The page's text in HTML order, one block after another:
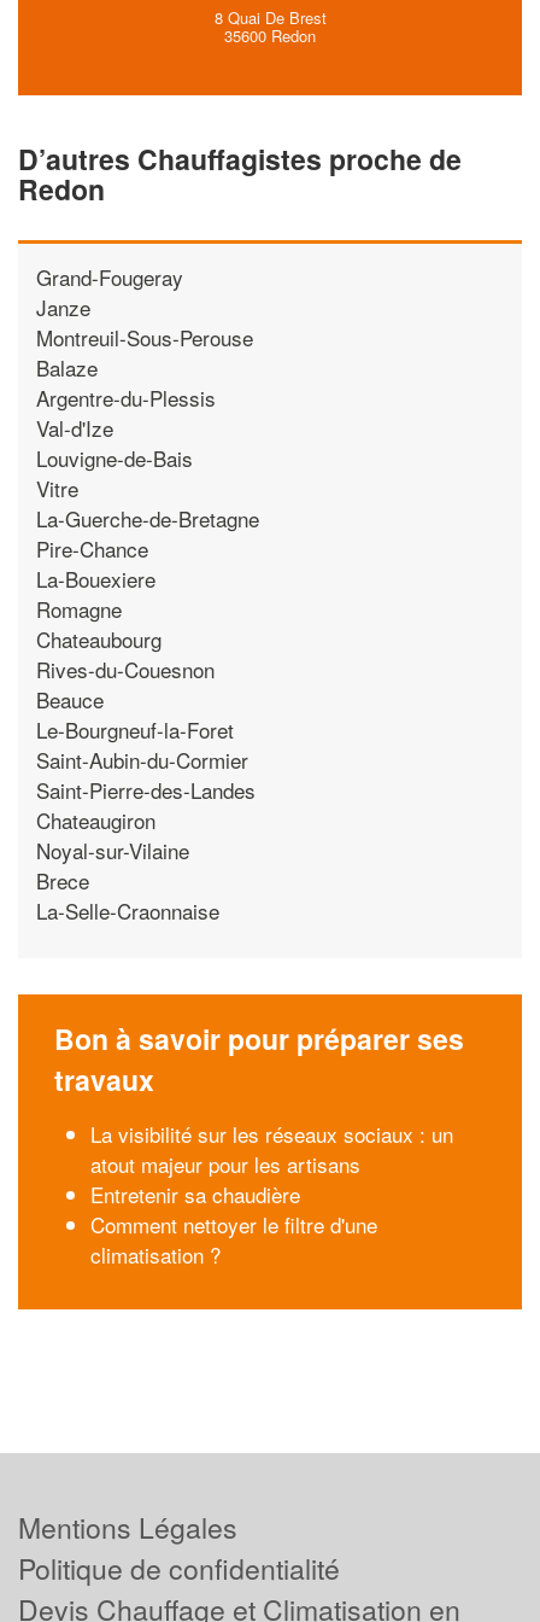
8 Quai De Brest
35600 Redon
D’autres Chauffagistes proche de
Redon
Grand-Fougeray
Janze
Montreuil-Sous-Perouse
Balaze
Argentre-du-Plessis
Val-d'Ize
Louvigne-de-Bais
Vitre
La-Guerche-de-Bretagne
Pire-Chance
La-Bouexiere
Romagne
Chateaubourg
Rives-du-Couesnon
Beauce
Le-Bourgneuf-la-Foret
Saint-Aubin-du-Cormier
Saint-Pierre-des-Landes
Chateaugiron
Noyal-sur-Vilaine
Brece
La-Selle-Craonnaise
Bon à savoir pour préparer ses
travaux
La visibilité sur les réseaux sociaux : un
atout majeur pour les artisans
Entretenir sa chaudière
Comment nettoyer le filtre d'une
climatisation ?
Mentions Légales
Politique de confidentialité
Devis Chauffage et Climatisation en